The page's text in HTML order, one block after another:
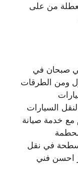
من على
صبحان في
ومن الطرقات
السيارات
مع خدمة صيانة
في نقل
احسن فني